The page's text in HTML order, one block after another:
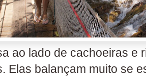
ao lado de cachoeiras e
Elas balançam muito se